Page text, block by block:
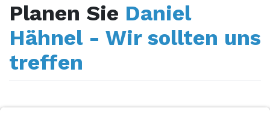
Planen Sie Daniel
Hähnel - Wir sollten uns
treffen